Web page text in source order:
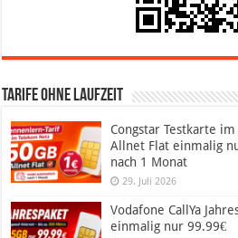
Tarife ohne Laufzeit
Congstar Testkarte
Allnet Flat einmalig
nach 1 Monat
29. Juli 2026
Vodafone CallYa
einmalig nur 99.99€